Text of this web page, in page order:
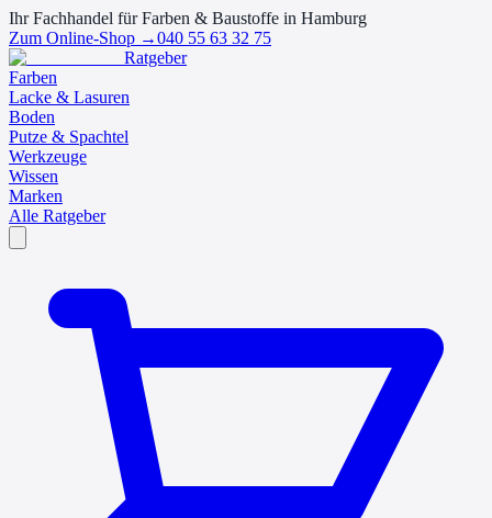
Ihr Fachhandel für Farben & Baustoffe in Hamburg
Zum Online-Shop →040 55 63 32 75
Ratgeber
Farben
Lacke & Lasuren
Boden
Putze & Spachtel
Werkzeuge
Wissen
Marken
Alle Ratgeber